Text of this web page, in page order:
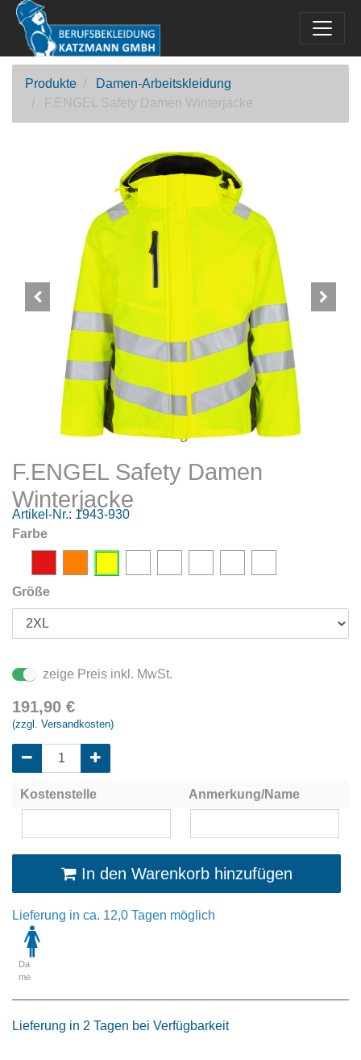
Produkte
Damen-Arbeitskleidung
F.ENGEL Safety Damen Winterjacke
F.ENGEL Safety Damen
Winterjacke
Artikel-Nr.: 1943-930
Farbe
Größe
zeige Preis inkl. MwSt.
191,90 €
(zzgl. Versandkosten)
Kostenstelle Anmerkung/Name
In den Warenkorb hinzufügen
Lieferung in ca. 12,0 Tagen möglich
Da
me
Lieferung in 2 Tagen bei Verfügbarkeit